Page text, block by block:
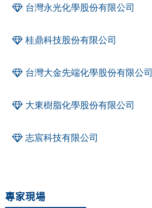
台灣永光化學股份有限公司
桂鼎科技股份有限公司
台灣大金先端化學股份有限公司
大東樹脂化學股份有限公司
志宸科技有限公司
專家現場